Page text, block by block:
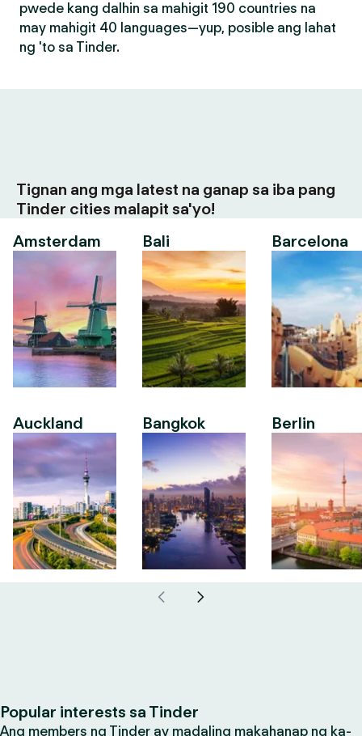
pwede kang dalhin sa mahigit 190 countries na
may mahigit 40 languages—yup, posible ang lahat
ng 'to sa Tinder.
Tignan ang mga latest na ganap sa iba pang
Tinder cities malapit sa'yo!
Amsterdam
Auckland
Bali
Bangkok
Barcelona
Berlin
Popular interests sa Tinder
Ang members ng Tinder ay madaling makahanap ng ka-